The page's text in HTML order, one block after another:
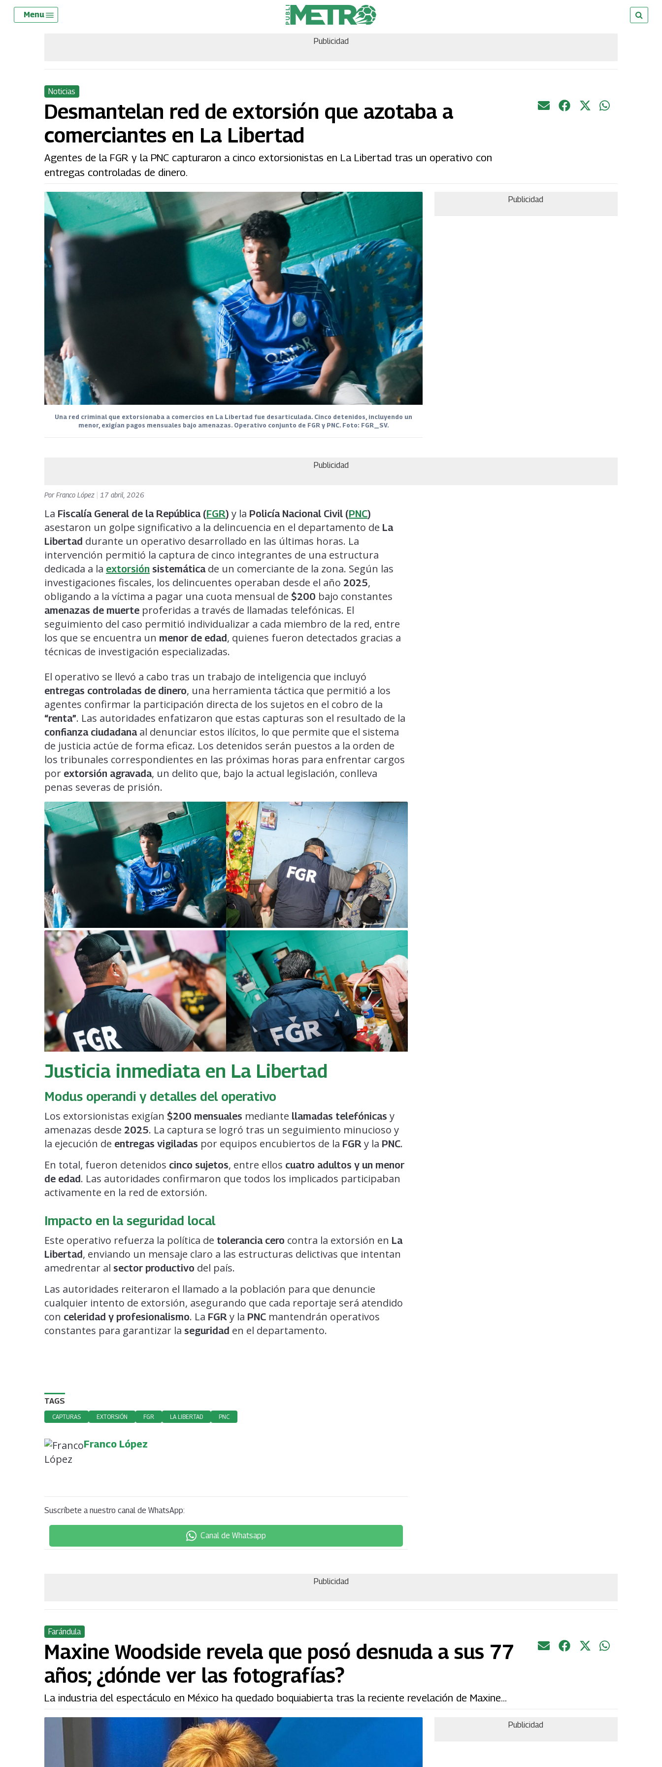
Skip
Menu
Publicidad
Noticias
Desmantelan red de extorsión que azotaba a
comerciantes en La Libertad
Agentes de la FGR y la PNC capturaron a cinco extorsionistas en La Libertad tras un operativo con
entregas controladas de dinero.
Una red criminal que extorsionaba a comercios en La Libertad fue desarticulada. Cinco detenidos, incluyendo un
menor, exigían pagos mensuales bajo amenazas. Operativo conjunto de FGR y PNC. Foto: FGR_SV.
Publicidad
Publicidad
PorFranco López 17 abril, 2026
La Fiscalía General de la República (FGR) y la Policía Nacional Civil (PNC)
asestaron un golpe significativo a la delincuencia en el departamento de La
Libertad durante un operativo desarrollado en las últimas horas. La
intervención permitió la captura de cinco integrantes de una estructura
dedicada a la extorsión sistemáticade un comerciante de la zona. Según las
investigaciones fiscales, los delincuentes operaban desde el año 2025,
obligando a la víctima a pagar una cuota mensual de $200 bajo constantes
amenazas de muerte proferidas a través de llamadas telefónicas. El
seguimiento del caso permitió individualizar a cada miembro de la red, entre
los que se encuentra un menor de edad, quienes fueron detectados gracias a
técnicas de investigación especializadas.
El operativo se llevó a cabo tras un trabajo de inteligencia que incluyó
entregas controladas de dinero, una herramienta táctica que permitió a los
agentes confirmar la participación directa de los sujetos en el cobro de la
“renta”. Las autoridades enfatizaron que estas capturas son el resultado de la
confianza ciudadanaal denunciar estos ilícitos, lo que permite que el sistema
de justicia actúe de forma eficaz. Los detenidos serán puestos a la orden de
los tribunales correspondientes en las próximas horas para enfrentar cargos
por extorsión agravada, un delito que, bajo la actual legislación, conlleva
penas severas de prisión.
Justicia inmediata en La Libertad
Modus operandi y detalles del operativo
Los extorsionistas exigían $200 mensuales mediante llamadas telefónicas y
amenazas desde 2025. La captura se logró tras un seguimiento minucioso y
la ejecución de entregas vigiladas por equipos encubiertos de la FGR y la PNC.
En total, fueron detenidos cinco sujetos, entre ellos cuatro adultos y un menor
de edad. Las autoridades confirmaron que todos los implicados participaban
activamente en la red de extorsión.
Impacto en la seguridad local
Este operativo refuerza la política de tolerancia cero contra la extorsión en La
Libertad, enviando un mensaje claro a las estructuras delictivas que intentan
amedrentar al sector productivo del país.
Las autoridades reiteraron el llamado a la población para que denuncie
cualquier intento de extorsión, asegurando que cada reportaje será atendido
con celeridad y profesionalismo. La FGR y la PNC mantendrán operativos
constantes para garantizar la seguridad en el departamento.
TAGS
CAPTURAS EXTORSIÓN FGR LA LIBERTAD PNC
Franco López
Suscríbete a nuestro canal de WhatsApp:
Canal de Whatsapp
Publicidad
Farándula
Maxine Woodside revela que posó desnuda a sus 77
años; ¿dónde ver las fotografías?
La industria del espectáculo en México ha quedado boquiabierta tras la reciente revelación de Maxine...
Publicidad
Menu